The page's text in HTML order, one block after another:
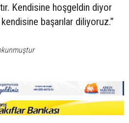
Kendisine hoşgeldin diyor
başarılar diliyoruz.”